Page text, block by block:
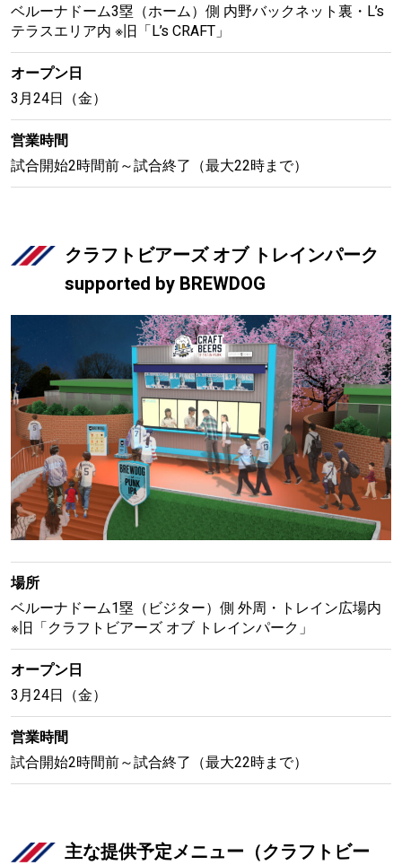
ベルーナドーム3塁（ホーム）側 内野バックネット裏・L’s
テラスエリア内 ※旧「L’s CRAFT」
オープン日
3月24日（金）
営業時間
試合開始2時間前～試合終了（最大22時まで）
クラフトビアーズ オブ トレインパーク
supported by BREWDOG
場所
ベルーナドーム1塁（ビジター）側 外周・トレイン広場内
※旧「クラフトビアーズ オブ トレインパーク」
オープン日
3月24日（金）
営業時間
試合開始2時間前～試合終了（最大22時まで）
主な提供予定メニュー（クラフトビー